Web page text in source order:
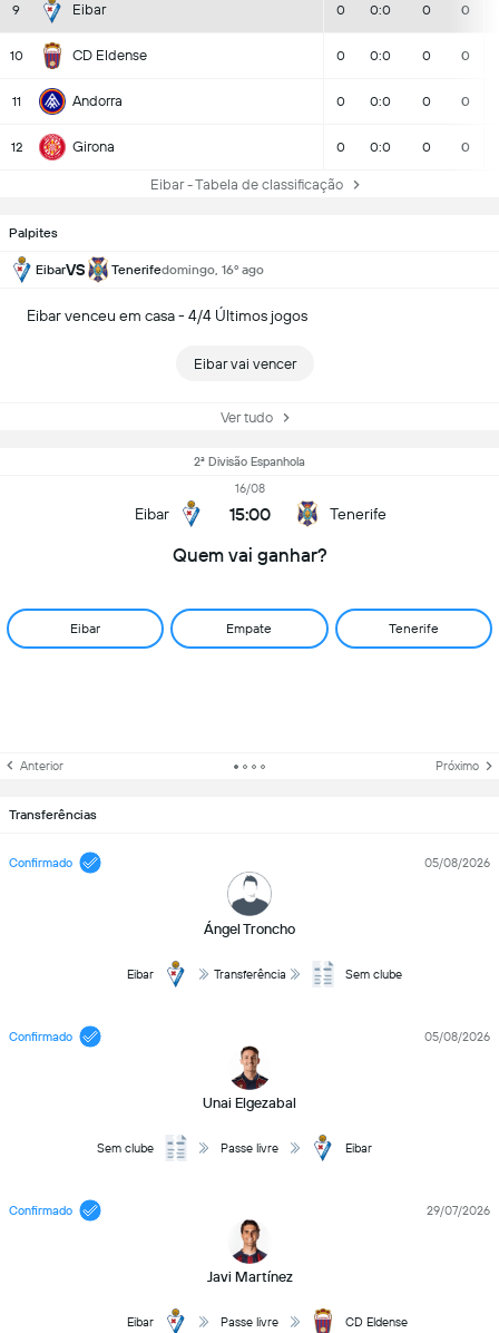
9 Eibar 0 0:0 0 0
10 CD Eldense 0 0:0 0 0
11 Andorra 0 0:0 0 0
12 Girona 0 0:0 0 0
Eibar - Tabela de classificação
Palpites
EibarVS Tenerifedomingo, 16º ago
Eibar venceu em casa - 4/4 Últimos jogos
Eibar vai vencer
Ver tudo
2ª Divisão Espanhola
Eibar
16/08
15:00 Tenerife
Quem vai ganhar?
Eibar Empate Tenerife
Anterior Próximo
Transferências
Confirmado
Ángel Troncho
05/08/2026
Eibar Transferência Sem clube
Confirmado
Unai Elgezabal
05/08/2026
Sem clube Passe livre Eibar
Confirmado
Javi Martínez
29/07/2026
Eibar Passe livre CD Eldense